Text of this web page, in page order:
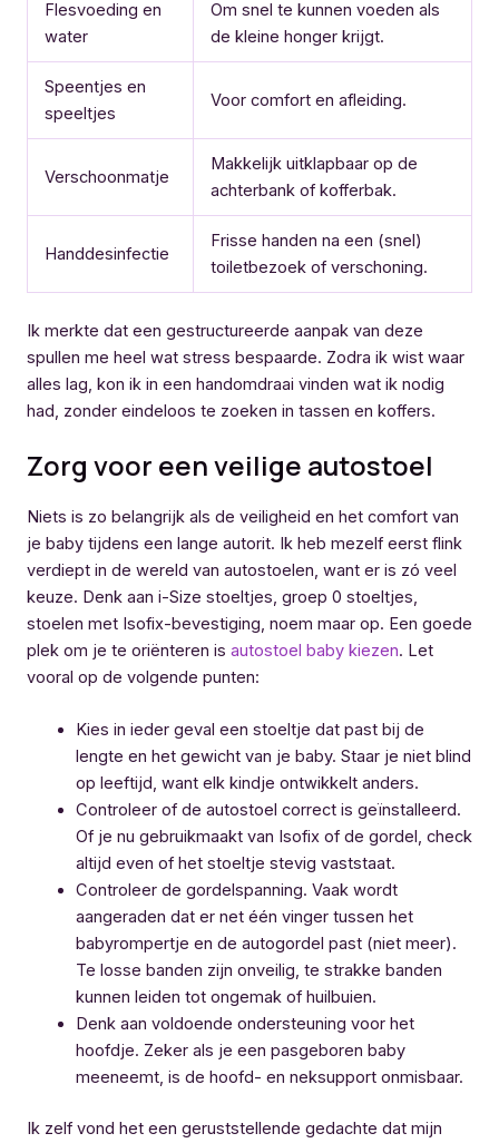
Flesvoeding en
water
Om snel te kunnen voeden als
de kleine honger krijgt.
Speentjes en
speeltjes
Voor comfort en afleiding.
Verschoonmatje
Makkelijk uitklapbaar op de
achterbank of kofferbak.
Handdesinfectie
Frisse handen na een (snel)
toiletbezoek of verschoning.
Ik merkte dat een gestructureerde aanpak van deze
spullen me heel wat stress bespaarde. Zodra ik wist waar
alles lag, kon ik in een handomdraai vinden wat ik nodig
had, zonder eindeloos te zoeken in tassen en koffers.
Zorg voor een veilige autostoel
Niets is zo belangrijk als de veiligheid en het comfort van
je baby tijdens een lange autorit. Ik heb mezelf eerst flink
verdiept in de wereld van autostoelen, want er is zó veel
keuze. Denk aan i-Size stoeltjes, groep 0 stoeltjes,
stoelen met Isofix-bevestiging, noem maar op. Een goede
plek om je te oriënteren is autostoel baby kiezen. Let
vooral op de volgende punten:
Kies in ieder geval een stoeltje dat past bij de
lengte en het gewicht van je baby. Staar je niet blind
op leeftijd, want elk kindje ontwikkelt anders.
Controleer of de autostoel correct is geïnstalleerd.
Of je nu gebruikmaakt van Isofix of de gordel, check
altijd even of het stoeltje stevig vaststaat.
Controleer de gordelspanning. Vaak wordt
aangeraden dat er net één vinger tussen het
babyrompertje en de autogordel past (niet meer).
Te losse banden zijn onveilig, te strakke banden
kunnen leiden tot ongemak of huilbuien.
Denk aan voldoende ondersteuning voor het
hoofdje. Zeker als je een pasgeboren baby
meeneemt, is de hoofd- en neksupport onmisbaar.
Ik zelf vond het een geruststellende gedachte dat mijn